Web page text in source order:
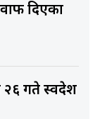
दिएका
२६ गते स्वदेश